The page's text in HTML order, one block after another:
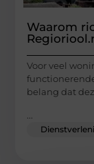
Waarom
Voor veel
belang dat